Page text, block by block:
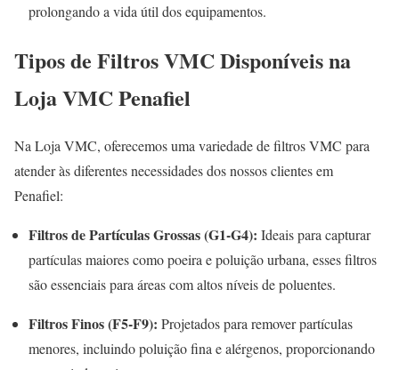
prolongando a vida útil dos equipamentos.
Tipos de Filtros VMC Disponíveis na
Loja VMC Penafiel
Na Loja VMC, oferecemos uma variedade de filtros VMC para
atender às diferentes necessidades dos nossos clientes em
Penafiel:
Filtros de Partículas Grossas (G1-G4): Ideais para capturar
partículas maiores como poeira e poluição urbana, esses filtros
são essenciais para áreas com altos níveis de poluentes.
Filtros Finos (F5-F9): Projetados para remover partículas
menores, incluindo poluição fina e alérgenos, proporcionando